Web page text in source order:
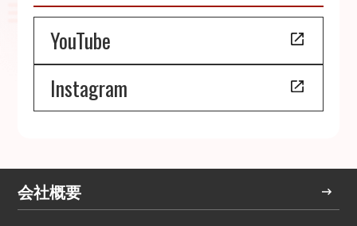
YouTube
Instagram
会社概要